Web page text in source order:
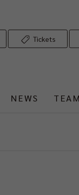
Tickets
NEWS TEAM